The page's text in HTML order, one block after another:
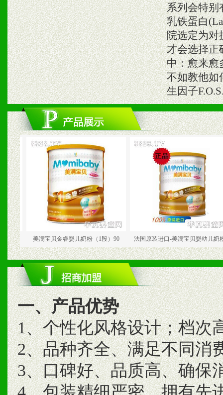
系列会特
乳铁蛋白
院选定为对
才会选择
中：愈来愈
不如教他如
生因子
美满宝贝金睿婴儿奶粉（1段）90 法国原装进口-美满宝贝婴幼儿奶粉
一、产品优势
1、个性化风格设计；档次
2、品种齐全、满足不同消
3、口碑好、品质高、确保